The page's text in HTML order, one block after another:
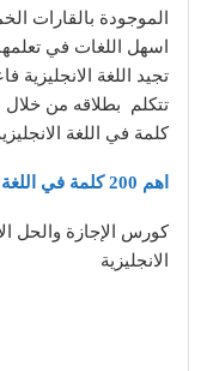
الموجودة بالقارات
اسهل اللغات في
تجيد اللغة الانجليزية
كلمة في اللغة
اهم 200 كلمة في اللغة الانجليزية والاكثر استخداما
كورس الإجازة والحل
الانجليزية